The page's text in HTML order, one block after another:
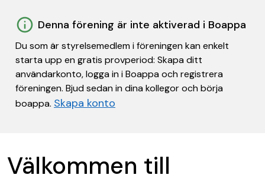
Denna förening är inte aktiverad i Boappa
Du som är styrelsemedlem i föreningen kan enkelt
starta upp en gratis provperiod: Skapa ditt
användarkonto, logga in i Boappa och registrera
föreningen. Bjud sedan in dina kollegor och börja
boappa. Skapa konto
Välkommen till